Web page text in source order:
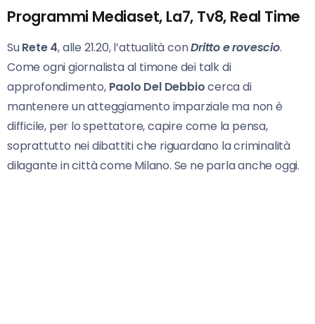
Programmi Mediaset, La7, Tv8, Real Time
SuRete 4, alle 21.20, l’attualità conDritto e rovescio.
Come ogni giornalista al timone dei talk di
approfondimento, Paolo Del Debbiocerca di
mantenere un atteggiamento imparziale ma non è
difficile, per lo spettatore, capire come la pensa,
soprattutto nei dibattiti che riguardano la criminalità
dilagante in città come Milano. Se ne parla anche oggi.